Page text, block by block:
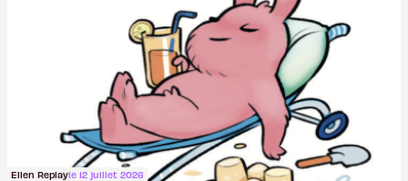
joueurs majeurs (+32 %). L'avenir appartient donc
aux adultes, qui ne sont jamais que des enfants
avec du pouvoir d'achat.P.
Ellen Replayle 12 juillet 2026